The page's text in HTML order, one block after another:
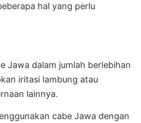
hal yang perlu
Jawa dalam jumlah berlebihan
iritasi lambung atau
lainnya.
cabe Jawa dengan